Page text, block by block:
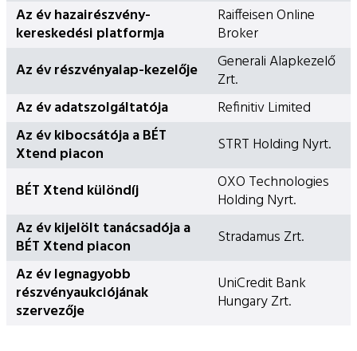
Az év hazairészvény-
kereskedési platformja
Raiffeisen Online
Broker
Az év részvényalap-kezelője
Generali Alapkezelő
Zrt.
Az év adatszolgáltatója
Refinitiv Limited
Az év kibocsátója a BÉT
Xtend piacon
STRT Holding Nyrt.
BÉT Xtend különdíj
OXO Technologies
Holding Nyrt.
Az év kijelölt tanácsadója a
BÉT Xtend piacon
Stradamus Zrt.
Az év legnagyobb
részvényaukciójának
szervezője
UniCredit Bank
Hungary Zrt.